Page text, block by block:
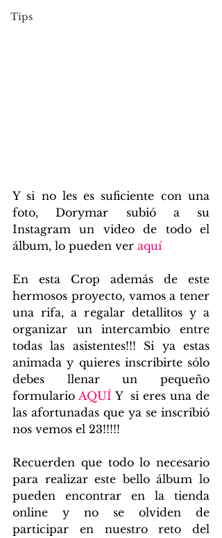
Tips
Y si no les es suficiente con una
foto, Dorymar subió a su
Instagram un video de todo el
álbum, lo pueden ver aquí
En esta Crop además de este
hermosos proyecto, vamos a tener
una rifa, a regalar detallitos y a
organizar un intercambio entre
todas las asistentes!!! Si ya estas
animada y quieres inscribirte sólo
debes llenar un pequeño
formulario AQUÍ Y  si eres una de
las afortunadas que ya se inscribió
nos vemos el 23!!!!!
Recuerden que todo lo necesario
para realizar este bello álbum lo
pueden encontrar en la tienda
online y no se olviden de
participar en nuestro reto del